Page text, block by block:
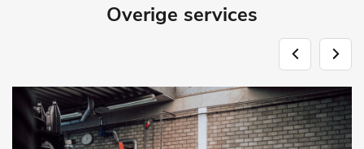
Overige services